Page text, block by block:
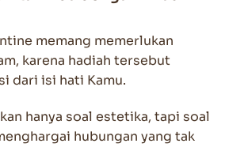
memang memerlukan
karena hadiah tersebut
dari isi hati Kamu.
hanya soal estetika, tapi soal
hubungan yang tak